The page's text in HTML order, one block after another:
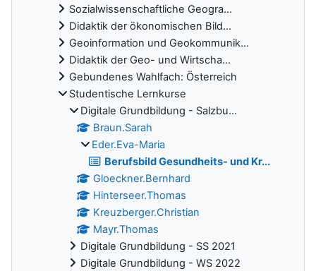
Sozialwissenschaftliche Geogra...
Didaktik der ökonomischen Bild...
Geoinformation und Geokommunik...
Didaktik der Geo- und Wirtscha...
Gebundenes Wahlfach: Österreich
Studentische Lernkurse
Digitale Grundbildung - Salzbu...
Braun.Sarah
Eder.Eva-Maria
Berufsbild Gesundheits- und Kr...
Gloeckner.Bernhard
Hinterseer.Thomas
Kreuzberger.Christian
Mayr.Thomas
Digitale Grundbildung - SS 2021
Digitale Grundbildung - WS 2022